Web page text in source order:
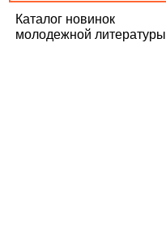
Каталог новинок
молодежной литературы